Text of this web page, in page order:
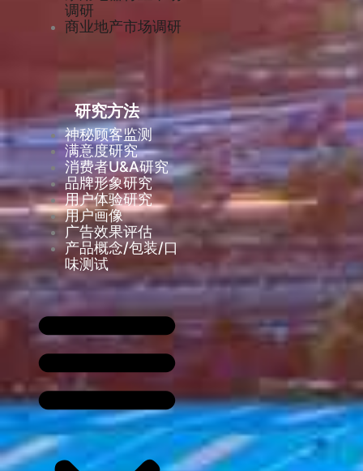
调研
商业地产市场调研
研究方法
神秘顾客监测
满意度研究
消费者U&A研究
品牌形象研究
用户体验研究
用户画像
广告效果评估
产品概念/包装/口
味测试